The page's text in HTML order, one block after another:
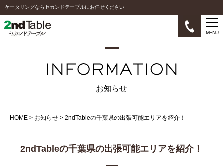
ケータリングならセカンドテーブルにお任せください
MENU
お知らせ
HOME > お知らせ > 2ndTableの千葉県の出張可能エリアを紹介！
2ndTableの千葉県の出張可能エリアを紹介！